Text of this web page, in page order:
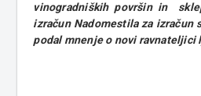
vinogradniških površin in
izračun Nadomestila za izračun
podal mnenje o novi ravnateljici